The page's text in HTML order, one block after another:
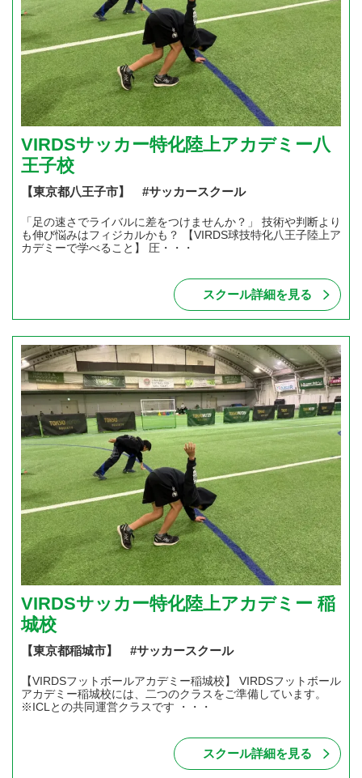
VIRDSサッカー特化陸上アカデミー八
王子校
【東京都八王子市】 #サッカースクール
「足の速さでライバルに差をつけませんか？」 技術や判断より
も伸び悩みはフィジカルかも？ 【VIRDS球技特化八王子陸上ア
カデミーで学べること】 圧・・・
スクール詳細を見る
VIRDSサッカー特化陸上アカデミー 稲
城校
【東京都稲城市】 #サッカースクール
【VIRDSフットボールアカデミー稲城校】 VIRDSフットボール
アカデミー稲城校には、二つのクラスをご準備しています。
※ICLとの共同運営クラスです ・・・
スクール詳細を見る